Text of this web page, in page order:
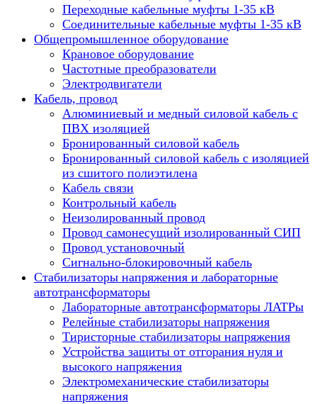
Переходные кабельные муфты 1-35 кВ
Соединительные кабельные муфты 1-35 кВ
Общепромышленное оборудование
Крановое оборудование
Частотные преобразователи
Электродвигатели
Кабель, провод
Алюминиевый и медный силовой кабель с
ПВХ изоляцией
Бронированный силовой кабель
Бронированный силовой кабель с изоляцией
из сшитого полиэтилена
Кабель связи
Контрольный кабель
Неизолированный провод
Провод самонесущий изолированный СИП
Провод установочный
Сигнально-блокировочный кабель
Стабилизаторы напряжения и лабораторные
автотрансформаторы
Лабораторные автотрансформаторы ЛАТРы
Релейные стабилизаторы напряжения
Тиристорные стабилизаторы напряжения
Устройства защиты от отгорания нуля и
высокого напряжения
Электромеханические стабилизаторы
напряжения